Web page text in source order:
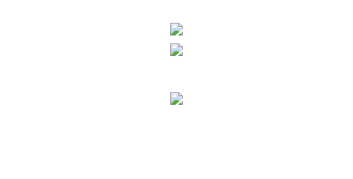
kualitas serta kemudahan dalam aspek perizinan dan
perawatan jangka panjang. Jadi, daripada mengambil
mempercayakan proyek ini kepada kontraktor